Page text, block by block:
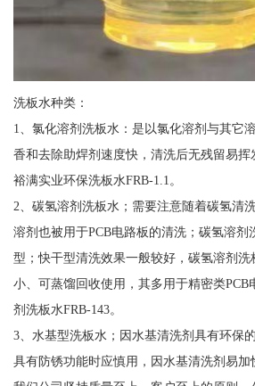
洗板水种类：
1、氯化溶剂洗板水：是以氯化溶剂与其它
香和去除助焊剂速度快，清洗后无残留易
裕满实业环保洗板水FRB-1.1。
2、碳氢溶剂洗板水；需要注意随着碳氢清
溶剂也被用于PCB电路板的清洗；碳氢溶剂
型；快干型清洗效果一般较好，碳氢溶剂
小、可蒸馏回收使用，其多用于精密类PCB
剂洗板水FRB-143。
3、水基型洗板水；因水基清洗剂具有环保
具有防锈功能时应慎用，因水基清洗剂易加